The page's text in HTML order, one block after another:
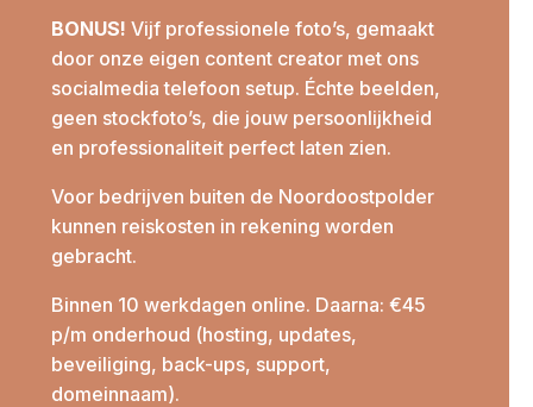
BONUS! Vijf professionele foto’s, gemaakt
door onze eigen content creator met ons
socialmedia telefoon setup. Échte beelden,
geen stockfoto’s, die jouw persoonlijkheid
en professionaliteit perfect laten zien.
Voor bedrijven buiten de Noordoostpolder
kunnen reiskosten in rekening worden
gebracht.
Binnen 10 werkdagen online. Daarna: €45
p/m onderhoud (hosting, updates,
beveiliging, back-ups, support,
domeinnaam).